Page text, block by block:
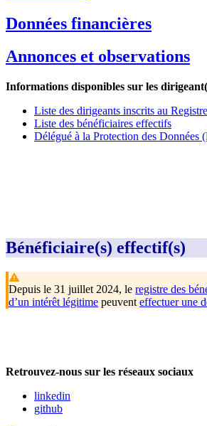
Données financières
Annonces et observations
Informations disponibles sur les
Liste des dirigeants inscrits au
Liste des bénéficiaires effectifs
Délégué à la Protection des Données
Bénéficiaire(s) effectif(s)
Depuis le 31 juillet 2024, le registre des
d’un intérêt légitime peuvent effectuer une
Retrouvez-nous sur les réseaux sociaux
linkedin
github